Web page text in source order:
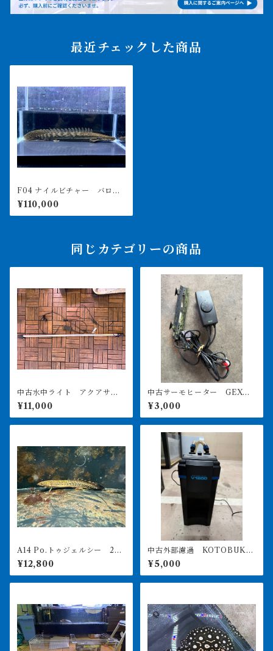
最近チェックした商品
F04 ナイルビチャー バロ
川 34㎝前後 薬浴完了済み
¥110,000
同じカテゴリーの商品
中古水中ライト アクアサン
¥11,000
中古サーモヒーター GEXサ
ーモ&300Wヒーターセット
引き取り限定
¥3,000
A14 Po.トゥジェルシー 20
㎝前後
¥12,800
中古外部濾過 KOTOBUKI
POWERBOX V1200 引き取
り限定
¥5,000